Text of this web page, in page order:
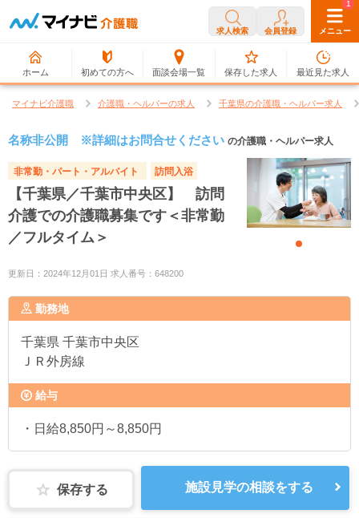
求人検索 会員登録 メニュー
ホーム 初めての方へ 面談会場一覧
0
保存した求人
1
最近見た求人
マイナビ介護職 介護職・ヘルパーの求人 千葉県の介護職・ヘルパー求人
名称非公開 ※詳細はお問合せください の介護職・ヘルパー求人
非常勤・パート・アルバイト 訪問入浴
【千葉県／千葉市中央区】 訪問
介護での介護職募集です＜非常勤
／フルタイム＞
更新日：2024年12月01日 求人番号：648200
勤務地
千葉県 千葉市中央区
ＪＲ外房線
給与
・日給8,850円～8,850円
保存する 施設見学の相談をする